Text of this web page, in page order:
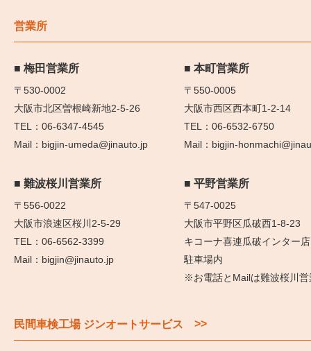
営業所
梅田営業所
〒530-0002
大阪市北区曽根崎新地2-5-26
06-6347-4545
bigjin-umeda@jinauto.jp
本町営業所
〒550-0005
大阪市西区西本町1-2-14
06-6532-6750
bigjin-
難波桜川営業所
〒556-0022
大阪市浪速区桜川2-5-29
06-6562-3399
bigjin@jinauto.jp
平野営業所
〒547-0025
大阪市平野区瓜破西1-8-23
キコーナ喜連瓜破インター店
駐車場内
※お電話とMailは難波桜川営
民間車検工場 ジンオートサービス >>